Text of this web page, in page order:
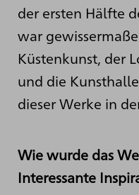
der ersten Hälfte
war
Küstenkunst, der
und die
dieser Werke in
Wie wurde das
Interessante